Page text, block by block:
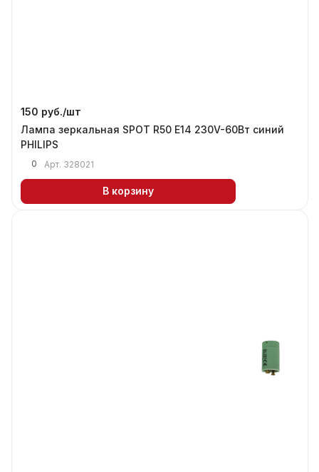
150 руб./шт
Лампа зеркальная SPOT R50 E14 230V-60Вт синий
PHILIPS
0 Арт. 328021
В корзину